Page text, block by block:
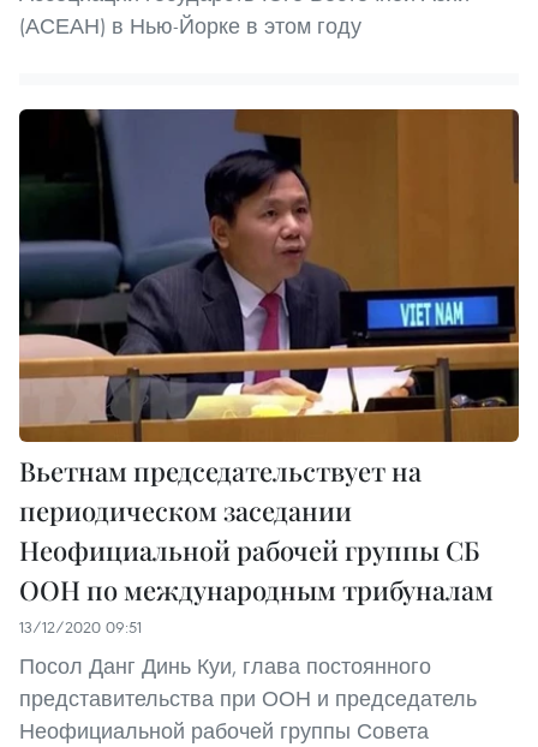
(АСЕАН) в Нью-Йорке в этом году
Вьетнам председательствует на
периодическом заседании
Неофициальной рабочей группы СБ
ООН по международным трибуналам
13/12/2020 09:51
Посол Данг Динь Куи, глава постоянного
представительства при ООН и председатель
Неофициальной рабочей группы Совета